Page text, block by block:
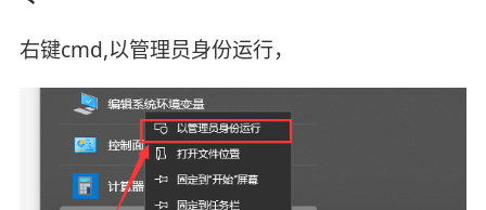
右键cmd,以管理员身份运行，